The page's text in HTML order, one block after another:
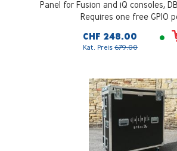
Panel for Fusion and iQ consoles,
Requires one free GPIO
CHF 248.00
Kat. Preis 679.00